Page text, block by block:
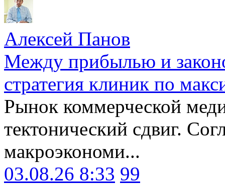
Алексей Панов
Между прибылью и
стратегия клиник по
Рынок коммерческой
тектонический сдвиг.
макроэкономи...
03.08.26 8:33 99